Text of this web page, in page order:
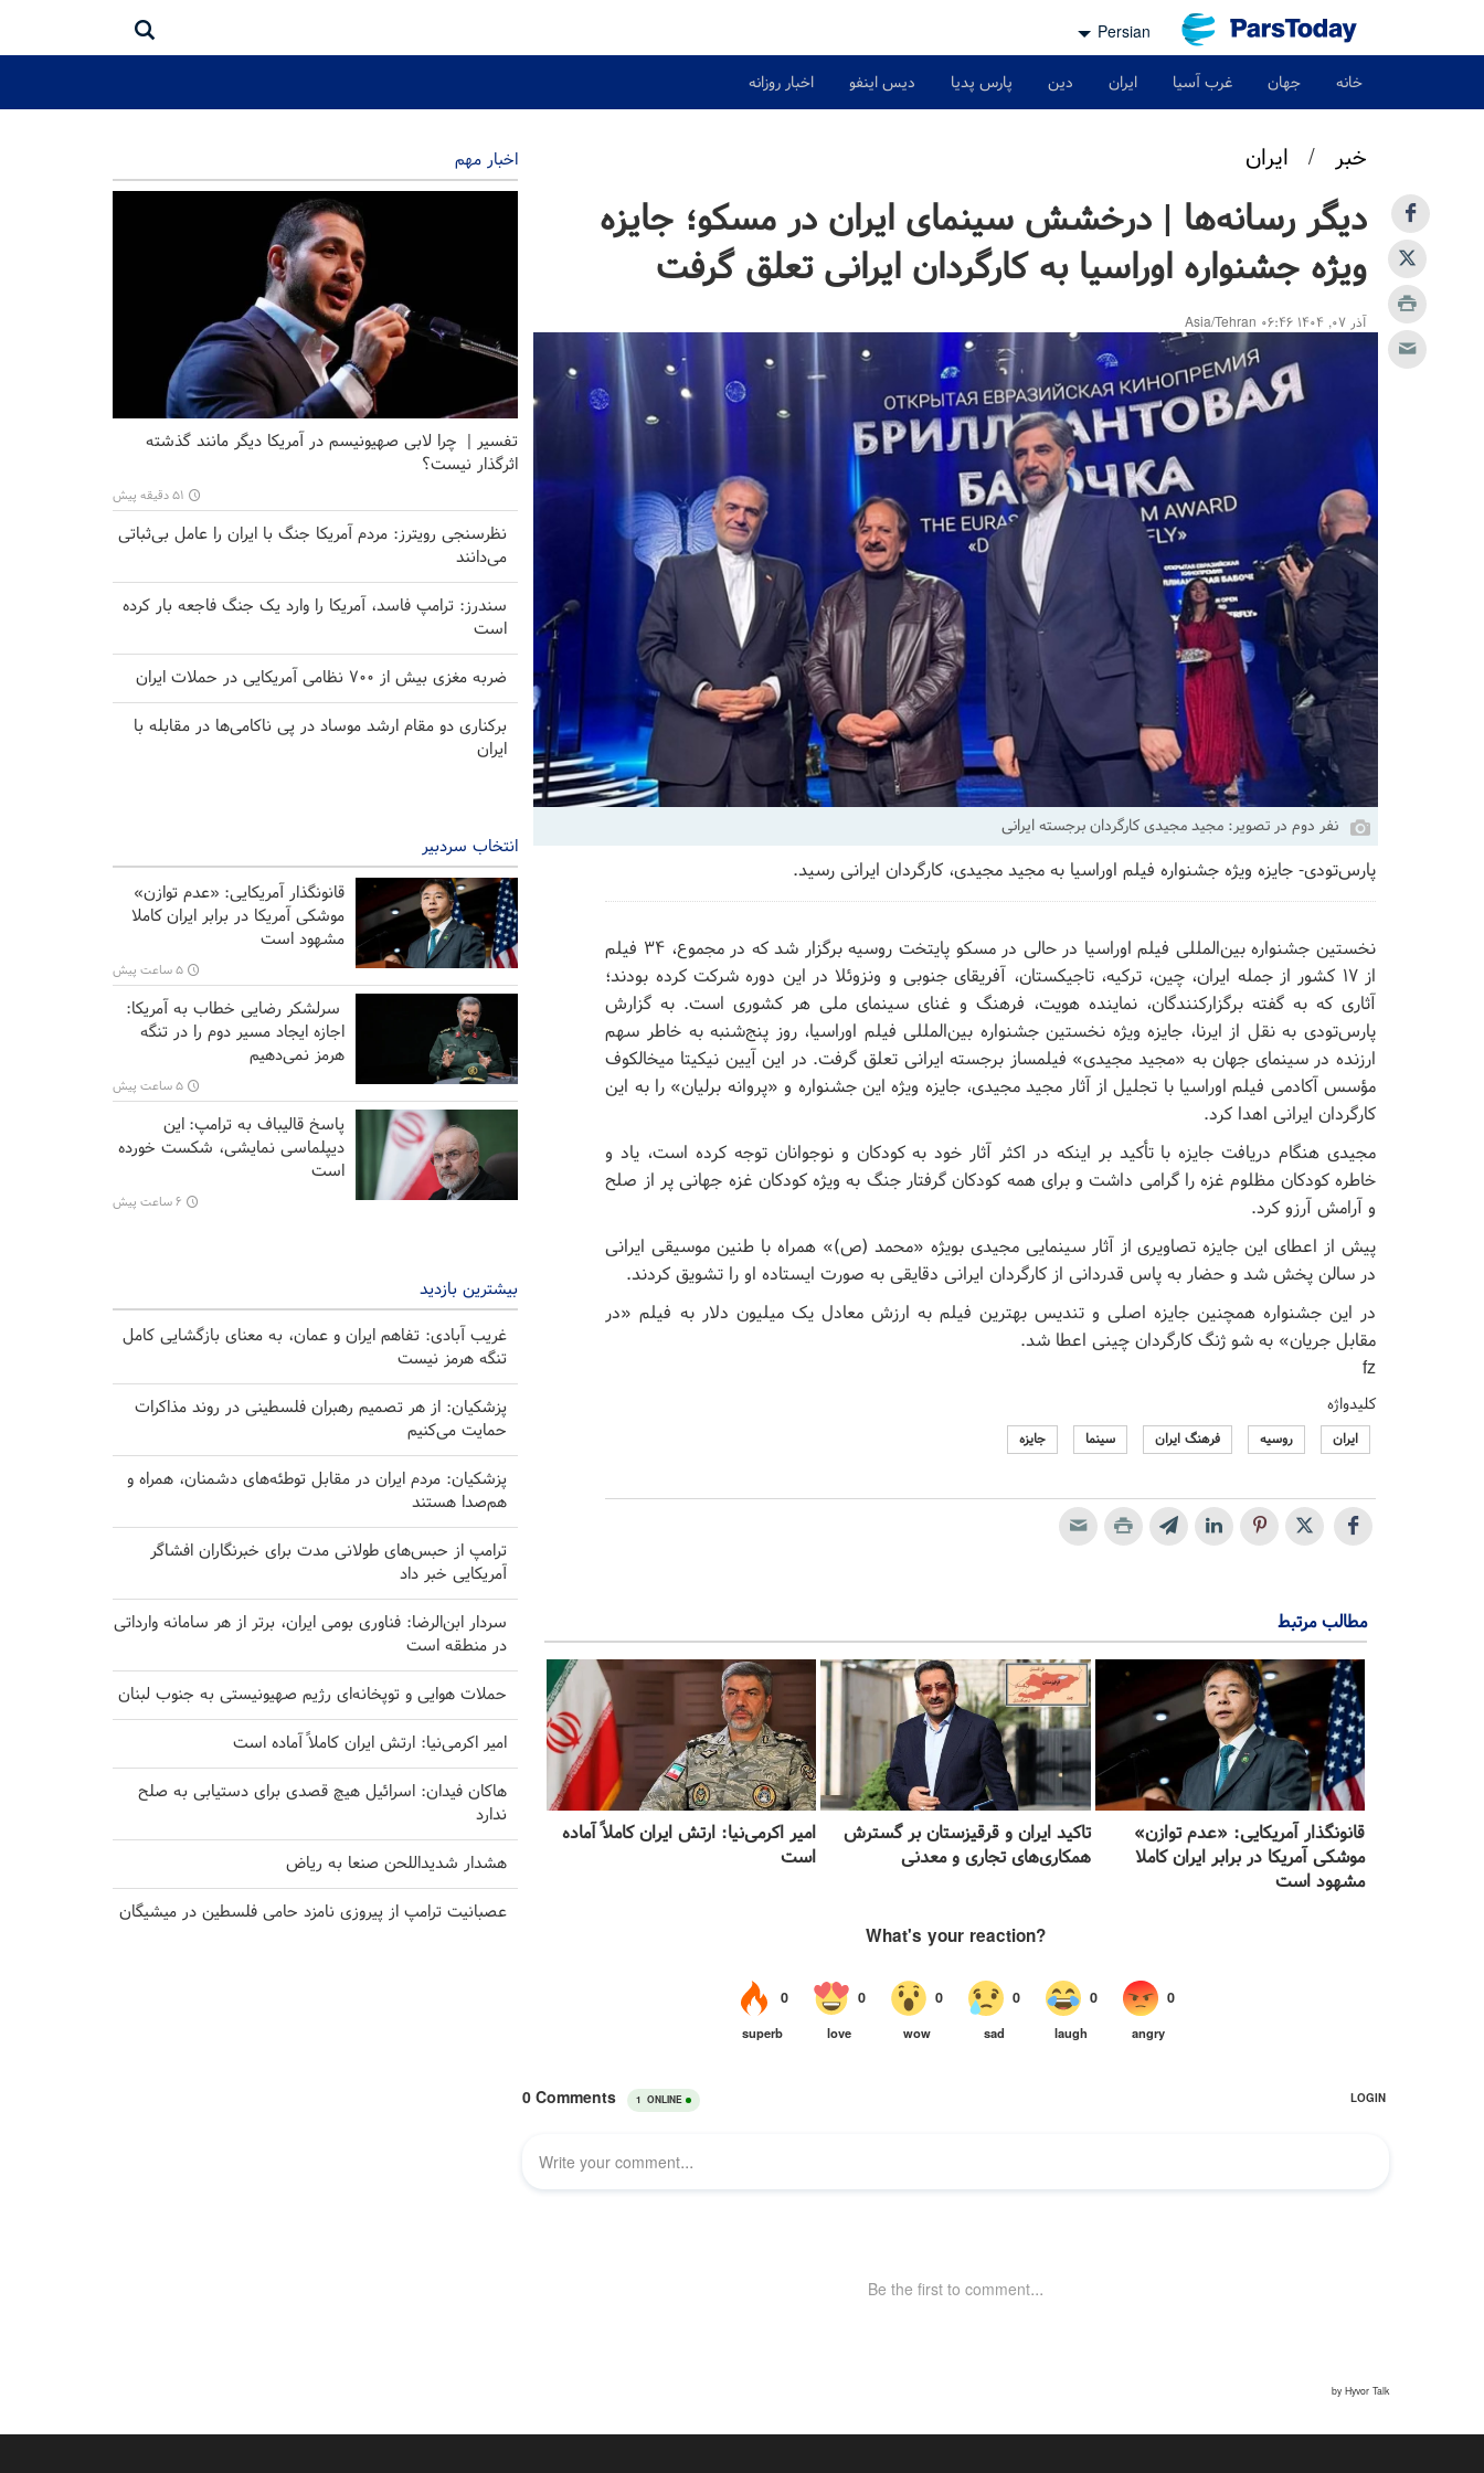
Persian
خانه جهان غرب آسیا ایران دین پارس پدیا دیس اینفو اخبار روزانه
خبر / ایران
دیگر رسانه‌ها | درخشش سینمای ایران در مسکو؛ جایزه
ویژه جشنواره اوراسیا به کارگردان ایرانی تعلق گرفت
آذر ۰۷, ۱۴۰۴ ۰۶:۴۶ Asia/Tehran
نفر دوم در تصویر: مجید مجیدی کارگردان برجسته ایرانی
پارس‌تودی- جایزه ویژه جشنواره فیلم اوراسیا به مجید مجیدی، کارگردان ایرانی رسید.
نخستین جشنواره بین‌المللی فیلم اوراسیا در حالی در مسکو پایتخت روسیه برگزار شد که در مجموع، ۳۴ فیلم
از ۱۷ کشور از جمله ایران، چین، ترکیه، تاجیکستان، آفریقای جنوبی و ونزوئلا در این دوره شرکت کرده بودند؛
آثاری که به گفته برگزارکنندگان، نماینده هویت، فرهنگ و غنای سینمای ملی هر کشوری است. به گزارش
پارس‌تودی به نقل از ایرنا، جایزه ویژه نخستین جشنواره بین‌المللی فیلم اوراسیا، روز پنج‌شنبه به خاطر سهم
ارزنده در سینمای جهان به «مجید مجیدی» فیلمساز برجسته ایرانی تعلق گرفت. در این آیین نیکیتا میخالکوف
مؤسس آکادمی فیلم اوراسیا با تجلیل از آثار مجید مجیدی، جایزه ویژه این جشنواره و «پروانه برلیان» را به این
کارگردان ایرانی اهدا کرد.
مجیدی هنگام دریافت جایزه با تأکید بر اینکه در اکثر آثار خود به کودکان و نوجوانان توجه کرده است،‌ یاد و
خاطره کودکان مظلوم غزه را گرامی ‌داشت و برای همه کودکان گرفتار جنگ به ویژه کودکان غزه جهانی پر از صلح
و آرامش آرزو کرد.
پیش از اعطای این جایزه تصاویری از آثار سینمایی مجیدی بویژه «محمد (ص)» همراه با طنین موسیقی ایرانی
در سالن پخش شد و حضار به پاس قدردانی از کارگردان ایرانی دقایقی به صورت ایستاده او را تشویق کردند.
در این جشنواره همچنین جایزه اصلی و تندیس بهترین فیلم به ارزش معادل یک میلیون دلار به فیلم «در
مقابل جریان» به شو ژنگ کارگردان چینی اعطا شد.
fz
کلیدواژه
ایران روسیه فرهنگ ایران سینما جایزه
مطالب مرتبط
قانونگذار آمریکایی: «عدم توازن»
موشکی آمریکا در برابر ایران کاملا
مشهود است
تاکید ایران و قرقیزستان بر گسترش
همکاری‌های تجاری و معدنی
امیر اکرمی‌نیا: ارتش ایران کاملاً آماده
است
اخبار مهم
تفسیر | چرا لابی صهیونیسم در آمریکا دیگر مانند گذشته
اثرگذار نیست؟
۵۱ دقیقه پیش
نظرسنجی رویترز: مردم آمریکا جنگ با ایران را عامل بی‌ثباتی
می‌دانند
سندرز: ترامپ فاسد، آمریکا را وارد یک جنگ فاجعه بار کرده
است
ضربه مغزی بیش از ۷۰۰ نظامی آمریکایی در حملات ایران
برکناری دو مقام ارشد موساد در پی ناکامی‌ها در مقابله با
ایران
انتخاب سردبیر
قانونگذار آمریکایی: «عدم توازن»
موشکی آمریکا در برابر ایران کاملا
مشهود است
۵ ساعت پیش
سرلشکر رضایی خطاب به آمریکا:
اجازه ایجاد مسیر دوم را در تنگه
هرمز نمی‌دهیم
۵ ساعت پیش
پاسخ قالیباف به ترامپ: این
دیپلماسی نمایشی، شکست خورده
است
۶ ساعت پیش
بیشترین بازدید
غریب آبادی: تفاهم ایران و عمان، به معنای بازگشایی کامل
تنگه هرمز نیست
پزشکیان: از هر تصمیم رهبران فلسطینی در روند مذاکرات
حمایت می‌کنیم
پزشکیان: مردم ایران در مقابل توطئه‌های دشمنان، همراه و
هم‌صدا هستند
ترامپ از حبس‌های طولانی مدت برای خبرنگاران افشاگر
آمریکایی خبر داد
سردار ابن‌الرضا: فناوری بومی ایران، برتر از هر سامانه وارداتی
در منطقه است
حملات هوایی و توپخانه‌ای رژیم صهیونیستی به جنوب لبنان
امیر اکرمی‌نیا: ارتش ایران کاملاً آماده است
هاکان فیدان: اسرائیل هیچ قصدی برای دستیابی به صلح
ندارد
هشدار شدیداللحن صنعا به ریاض
عصبانیت ترامپ از پیروزی نامزد حامی فلسطین در میشیگان